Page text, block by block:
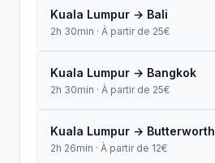
Kuala Lumpur → Bali
2h 30min · À partir de 25€
Kuala Lumpur → Bangkok
2h 30min · À partir de 25€
Kuala Lumpur → Butterworth
2h 26min · À partir de 12€